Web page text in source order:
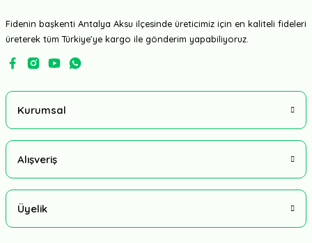
Fidenin başkenti Antalya Aksu ilçesinde üreticimiz için en kaliteli fideleri
üreterek tüm Türkiye'ye kargo ile gönderim yapabiliyoruz.
Kurumsal
Alışveriş
Üyelik